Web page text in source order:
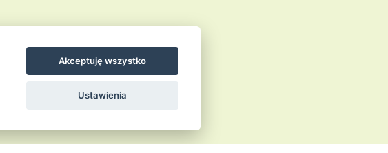
Akceptuję wszystko
Ustawienia